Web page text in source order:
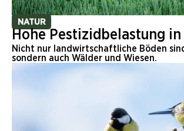
NATUR
Hohe Pestizidbelastung in
Nicht nur landwirtschaftliche Böden
sondern auch Wälder und Wiesen.